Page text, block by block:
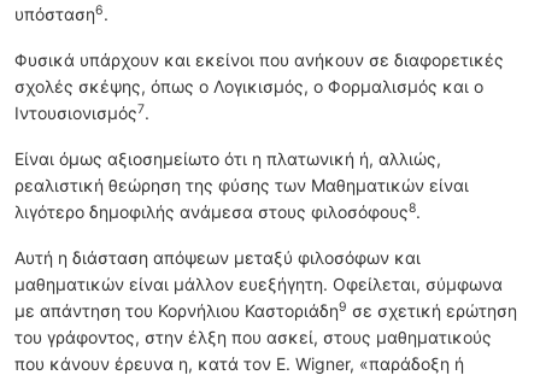
υπόσταση6.
Φυσικά υπάρχουν και εκείνοι που ανήκουν σε διαφορετικές
σχολές σκέψης, όπως ο Λογικισμός, ο Φορμαλισμός και ο
Ιντουσιονισμός7.
Είναι όμως αξιοσημείωτο ότι η πλατωνική ή, αλλιώς,
ρεαλιστική θεώρηση της φύσης των Μαθηματικών είναι
λιγότερο δημοφιλής ανάμεσα στους φιλοσόφους8.
Αυτή η διάσταση απόψεων μεταξύ φιλοσόφων και
μαθηματικών είναι μάλλον ευεξήγητη. Οφείλεται, σύμφωνα
με απάντηση του Κορνήλιου Καστοριάδη9 σε σχετική ερώτηση
του γράφοντος, στην έλξη που ασκεί, στους μαθηματικούς
που κάνουν έρευνα η, κατά τον E. Wigner, «παράδοξη ή